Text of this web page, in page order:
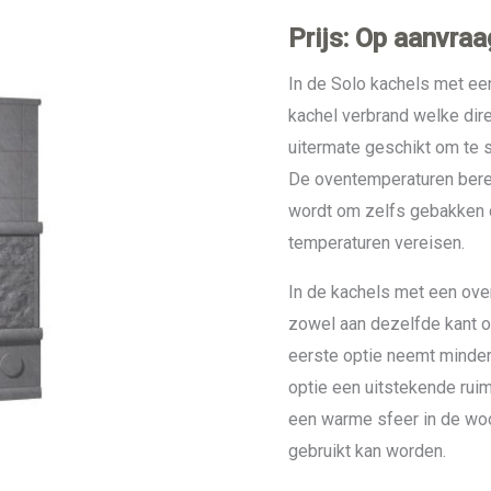
Prijs: Op
In de Solo kachels met
kachel verbrand welke
uitermate geschikt om te
De oventemperaturen
wordt om zelfs
temperaturen vereisen.
In de kachels met een
zowel aan dezelfde kant
eerste optie neemt
optie een uitstekende
een warme sfeer in de
gebruikt kan worden.